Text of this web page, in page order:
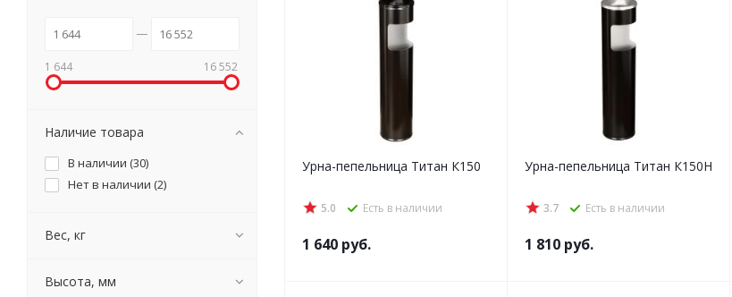
Урна-пепельница Титан К150
5.0 Есть в наличии
1 640 руб.
Урна-пепельница Титан К150Н
3.7 Есть в наличии
1 810 руб.
1 644 16 552
Наличие товара
В наличии (30)
Нет в наличии (2)
Вес, кг
Высота, мм